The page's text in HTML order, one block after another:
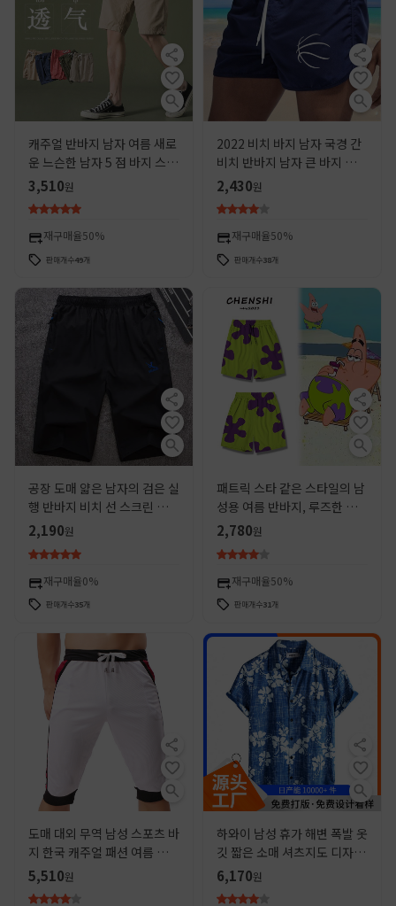
캐주얼 반바지 남자 여름 새로
운 느슨한 남자 5 점 바지 스포
츠 퓨어 코튼 스트레이트 바지
그레이 비치 바지
3,510원
재구매율50%
판매개수49개
2022 비치 바지 남자 국경 간
비치 반바지 남자 큰 바지 외부
바지 바지 남자 큰 바지 남자
비치 바지
2,430원
재구매율50%
판매개수38개
공장 도매 얇은 남자의 검은 실
행 반바지 비치 선 스크린 바지
플러스 사이즈 플러스 지방 스
포츠 탄성
2,190원
재구매율0%
판매개수35개
패트릭 스타 같은 스타일의 남
성용 여름 반바지, 루즈한 잠
옷, 스폰지밥 캐주얼 팬츠, 커
플 해변 휴가 비치 팬츠
2,780원
재구매율50%
판매개수31개
도매 대외 무역 남성 스포츠 바
지 한국 캐주얼 패션 여름 얇은
크롭 바지 남성 비치 바지 크로
스 보더
5,510원
하와이 남성 휴가 해변 폭발 옷
깃 짧은 소매 셔츠지도 디자인
을 판매하는 새로운 3D 인쇄
국경 간 뜨거운 판매
6,170원